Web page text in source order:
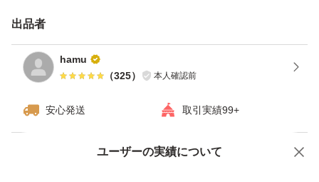
出品者
hamu
（325） 本人確認前
安心発送 取引実績99+
ユーザーの実績について
価格の相談 商品への質問